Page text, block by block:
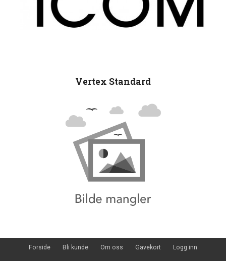
Vertex Standard
Forside Bli kunde Om oss Gavekort Logg inn